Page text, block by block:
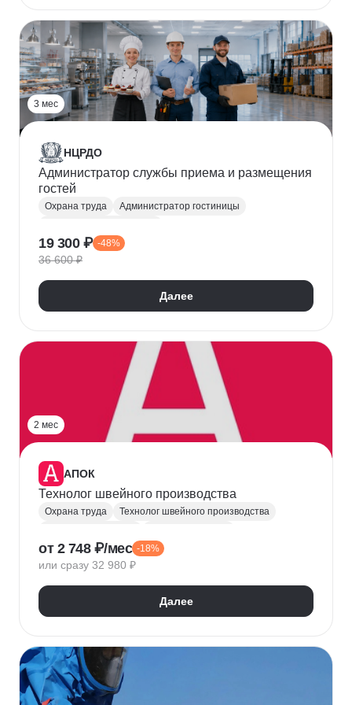
3 мес
НЦРДО
Администратор службы приема и размещения
гостей
Охрана труда
Администратор гостиницы
Управление конфликтами
Сервис и туризм
Гостиничный бизнес
19 300 ₽ -48%
36 600 ₽
Далее
2 мес
АПОК
Технолог швейного производства
Охрана труда
Технолог швейного производства
Материаловедение
Юридические аспекты бизнеса
Техника безопасности
Производственный бизнес
от 2 748 ₽/мес -18%
или сразу 32 980 ₽
Далее